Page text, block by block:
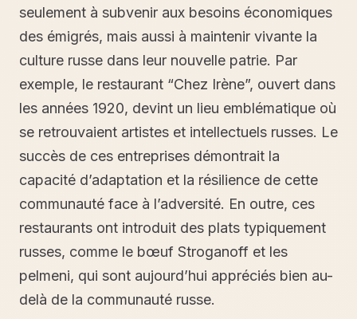
seulement à subvenir aux besoins économiques
des émigrés, mais aussi à maintenir vivante la
culture russe dans leur nouvelle patrie. Par
exemple, le restaurant “Chez Irène”, ouvert dans
les années 1920, devint un lieu emblématique où
se retrouvaient artistes et intellectuels russes. Le
succès de ces entreprises démontrait la
capacité d’adaptation et la résilience de cette
communauté face à l’adversité. En outre, ces
restaurants ont introduit des plats typiquement
russes, comme le bœuf Stroganoff et les
pelmeni, qui sont aujourd’hui appréciés bien au-
delà de la communauté russe.